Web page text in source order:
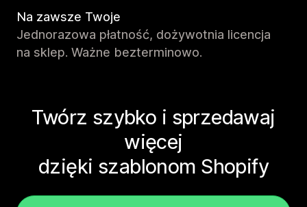
Na zawsze Twoje
Jednorazowa płatność, dożywotnia licencja
na sklep. Ważne bezterminowo.
Twórz szybko i sprzedawaj
więcej
dzięki szablonom Shopify